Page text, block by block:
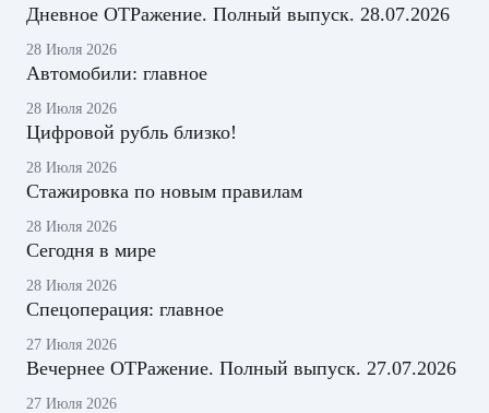
Дневное ОТРажение. Полный выпуск. 28.07.2026
28 Июля 2026
Автомобили: главное
28 Июля 2026
Цифровой рубль близко!
28 Июля 2026
Стажировка по новым правилам
28 Июля 2026
Сегодня в мире
28 Июля 2026
Спецоперация: главное
27 Июля 2026
Вечернее ОТРажение. Полный выпуск. 27.07.2026
27 Июля 2026